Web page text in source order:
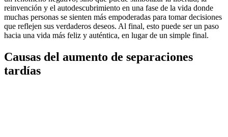
reinvención y el autodescubrimiento en una fase de la vida donde
muchas personas se sienten más empoderadas para tomar decisiones
que reflejen sus verdaderos deseos. Al final, esto puede ser un paso
hacia una vida más feliz y auténtica, en lugar de un simple final.
Causas del aumento de separaciones
tardías